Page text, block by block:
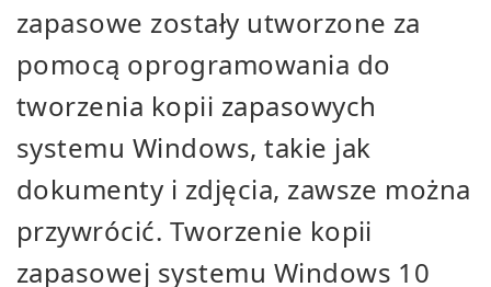
zapasowe zostały utworzone za
pomocą oprogramowania do
tworzenia kopii zapasowych
systemu Windows, takie jak
dokumenty i zdjęcia, zawsze można
przywrócić. Tworzenie kopii
zapasowej systemu Windows 10